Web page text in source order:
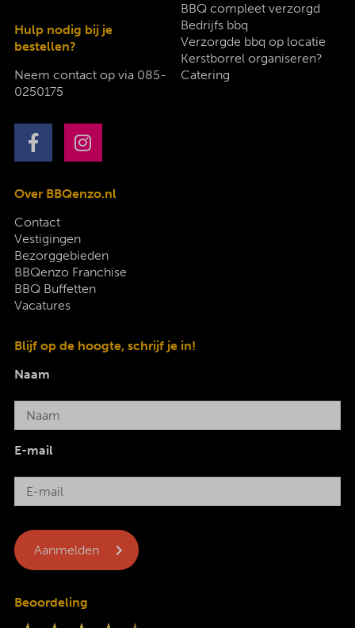
Hulp nodig bij je
bestellen?
Neem contact op via 085-
0250175
BBQ compleet verzorgd
Bedrijfs bbq
Verzorgde bbq op locatie
Kerstborrel organiseren?
Catering
Over BBQenzo.nl
Contact
Vestigingen
Bezorggebieden
BBQenzo Franchise
BBQ Buffetten
Vacatures
Blijf op de hoogte, schrijf je in!
Naam
E-mail
Beoordeling